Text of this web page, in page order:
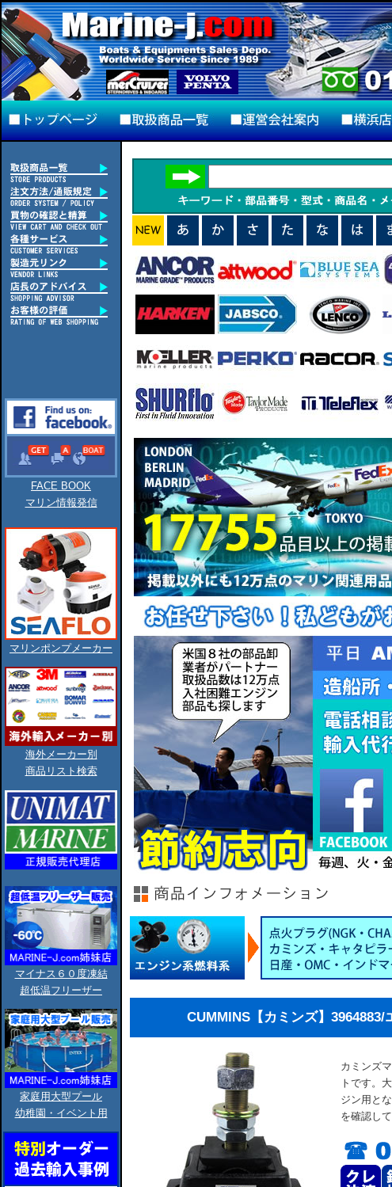
FACE BOOK
マリン情報発信
マリンポンプメーカー
海外メーカー別
商品リスト検索
マイナス６０度凍結
超低温フリーザー
家庭用大型プール
幼稚園・イベント用
CUMMINS【カミンズ】3964883/
カミンズ
トです。
ジン用と
を確認して